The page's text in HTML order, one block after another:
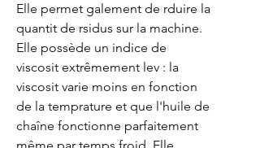
Elle permet galement de rduire la
quantit de rsidus sur la machine.
Elle possède un indice de
viscosit extrêmement lev : la
viscosit varie moins en fonction
de la temprature et que l'huile de
chaîne fonctionne parfaitement